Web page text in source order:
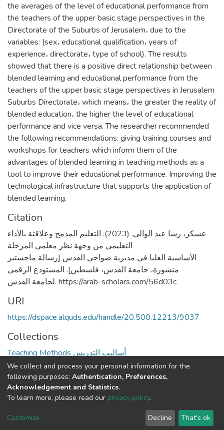
the averages of the level of educational performance from
the teachers of the upper basic stage perspectives in the
Directorate of the Suburbs of Jerusalem، due to the
variables: (sex، educational qualification، years of
experience، directorate، type of school). The results
showed that there is a positive direct relationship between
blended learning and educational performance from the
teachers of the upper basic stage perspectives in Jerusalem
Suburbs Directorate، which means، the greater the reality of
blended education، the higher the level of educational
performance and vice versa. The researcher recommended
the following recommendations: giving training courses and
workshops for teachers which inform them of the
advantages of blended learning in teaching methods as a
tool to improve their educational performance. Improving the
technological infrastructure that supports the application of
blended learning.
Citation
عسكر، رشا عبد الوالي. (2023). التعليم المدمج وعلاقتة بالأداء
التعليمي من وجهة نظر معلمي المرحلة
الأساسية العليا في مديرية ضواحي القدس [رسالة ماجستير
منشورة، جامعة القدس، فلسطين]. المستودع الرقمي
لجامعة القدس. https://arab-scholars.com/56d03c
URI
https://dspace.alquds.edu/handle/20.500.12213/9037
Collections
Teaching Methods أساليب التدريس
Full item page
Cookie
End User
Agreement
Send
Feedback
We collect and process your personal information for the
following purposes: Authentication, Preferences,
Acknowledgement and Statistics.
To learn more, please read our privacy policy.
Customize Decline That's ok